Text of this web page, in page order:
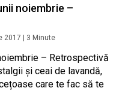
noiembrie –
2017 3 Minute
– Retrospectivă
și ceai de lavandă,
care te fac să te